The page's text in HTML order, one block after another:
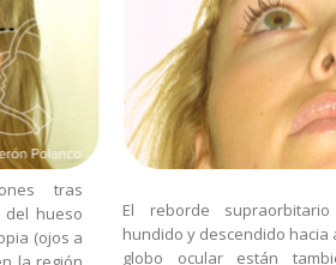
tras
hueso
(ojos a
El reborde
hundido y descendido hacia
globo ocular están